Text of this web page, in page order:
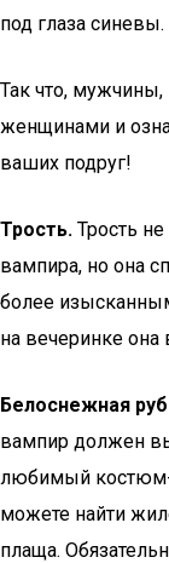
под глаза синевы.
Так что, мужчины,
женщинами и
ваших подруг!
Трость. Трость
вампира, но она
более
на вечеринке
Белоснежная
вампир должен
любимый костюм-
можете найти
плаща.